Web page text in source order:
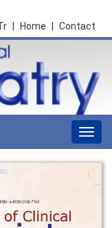
Contact
Home